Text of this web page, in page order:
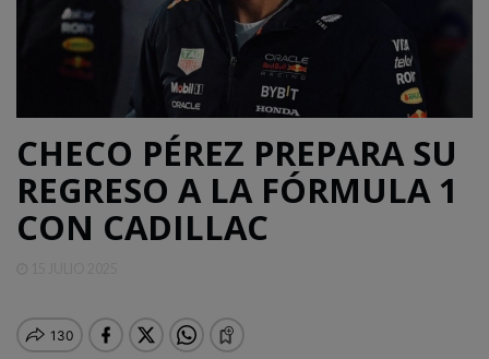
QUINTANA
DEPORTES
ENTRETENIMIENTO
CHECO PÉREZ PREPARA SU
REGRESO A LA FÓRMULA 1
CON CADILLAC